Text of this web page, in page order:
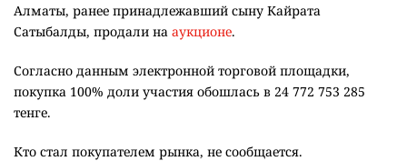
Алматы, ранее принадлежавший сыну Кайрата
Сатыбалды, продали на аукционе.
Согласно данным электронной торговой площадки,
покупка 100% доли участия обошлась в 24 772 753 285
тенге.
Кто стал покупателем рынка, не сообщается.